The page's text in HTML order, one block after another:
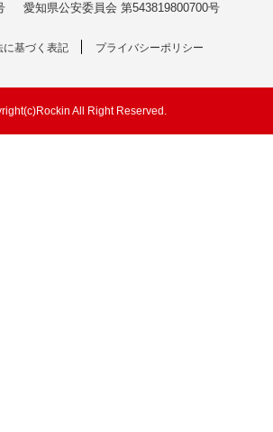
愛知県公安委員会 第543819800700号
に基づく表記 プライバシーポリシー
All Right Reserved.